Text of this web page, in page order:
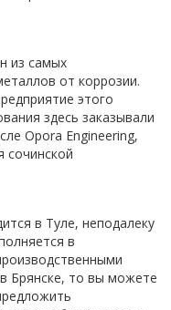
из самых
от коррозии.
этого
здесь заказывали
Opora Engineering,
сочинской
в Туле, неподалеку
в
Брянске, то вы можете